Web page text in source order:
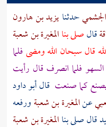
حدثنايزيد بن هارون
قالصلى بناالمغيرة بن شعبة
قال سبحان الله ومضىفلما
فلما انصرف قال رأيت
كما صنعت قال أبو داود
عنالمغيرة بن شعبةورفعه
قال صلى بناالمغيرة بن شعبة